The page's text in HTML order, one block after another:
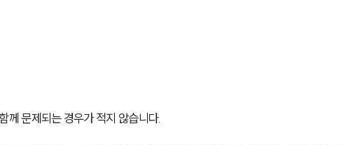
께 문제되는 경우가 적지 않습니다.